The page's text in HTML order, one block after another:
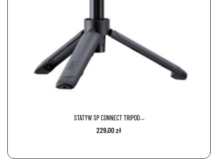
STATYW SP CONNECT TRIPOD...
229,00 zł